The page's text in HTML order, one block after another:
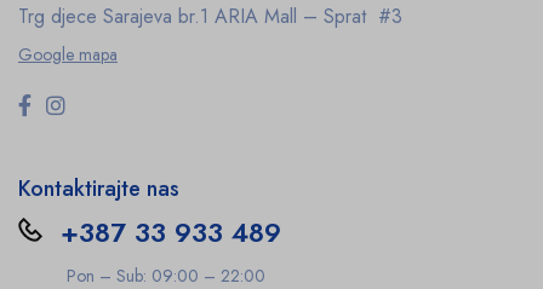
Trg djece Sarajeva br.1 ARIA Mall – Sprat #3
Google mapa
Kontaktirajte nas
+387 33 933 489
Pon – Sub: 09:00 – 22:00